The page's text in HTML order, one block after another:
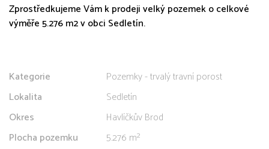
Zprostředkujeme Vám k prodeji velký pozemek o celkové
výměře 5.276 m2 v obci Sedletín.
Kategorie
Pozemky - trvalý travní porost
Lokalita
Sedletín
Okres
Havlíčkův Brod
Plocha pozemku
5.276 m²